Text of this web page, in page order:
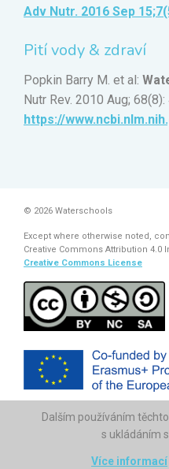
Adv Nutr. 2016 Sep
Pití vody & zdraví
Popkin Barry M. et al:
Nutr Rev. 2010 Aug; 68(8):
https://
© 2026 Waterschools
Except where otherwise noted,
Creative Commons Attribution 4.0
Creative Commons License
The European Commission
publication does not constitute
held responsi­ble for any use
Dalším používáním
s ukládáním
Více informací